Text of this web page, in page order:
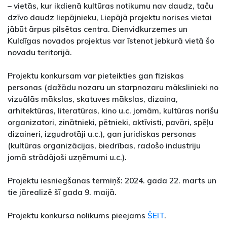
– vietās, kur ikdienā kultūras notikumu nav daudz, taču
dzīvo daudz liepājnieku, Liepājā projektu norises vietai
jābūt ārpus pilsētas centra. Dienvidkurzemes un
Kuldīgas novados projektus var īstenot jebkurā vietā šo
novadu teritorijā.
Projektu konkursam var pieteikties gan fiziskas
personas (dažādu nozaru un starpnozaru mākslinieki no
vizuālās mākslas, skatuves mākslas, dizaina,
arhitektūras, literatūras, kino u.c. jomām, kultūras norišu
organizatori, zinātnieki, pētnieki, aktīvisti, pavāri, spēļu
dizaineri, izgudrotāji u.c.), gan juridiskas personas
(kultūras organizācijas, biedrības, radošo industriju
jomā strādājoši uzņēmumi u.c.).
Projektu iesniegšanas termiņš: 2024. gada 22. marts un
tie jārealizē šī gada 9. maijā.
Projektu konkursa nolikums pieejams ŠEIT.